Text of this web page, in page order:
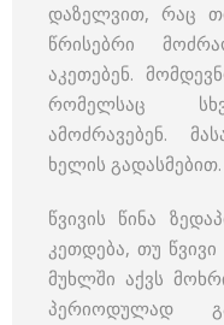
დაზელვით, რაც
წრისებრი
აკეთებენ.
რომელსაც
ამოძრავებენ.
ხელის გადასმებით.
წვივის წინა
კეთდება, თუ
მუხლში აქვს
პერიოდულად